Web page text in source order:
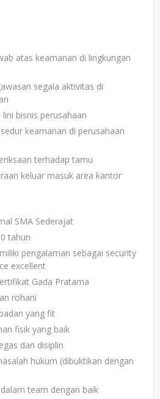
atas keamanan di lingkungan
segala aktivitas di
bisnis perusahaan
keamanan di perusahaan
terhadap tamu
keluar masuk area kantor
SMA Sederajat
tahun
pengalaman sebagai security
excellent
Gada Pratama
rohani
yang fit
fisik yang baik
dan disiplin
hukum (dibuktikan dengan
team dengan baik